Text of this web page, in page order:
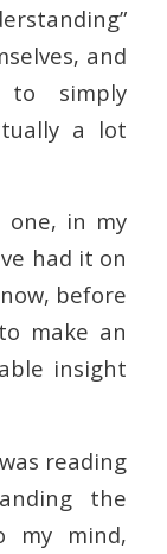
and
simply
a lot
one, in my
had it on
before
make an
insight
reading
the
my mind,